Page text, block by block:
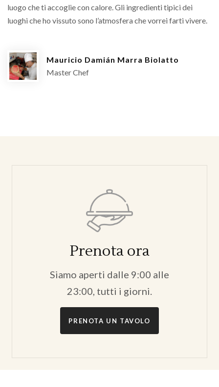
luogo che ti accoglie con calore. Gli ingredienti tipici dei
luoghi che ho vissuto sono l’atmosfera che vorrei farti vivere.
Mauricio Damián Marra Biolatto
Master Chef
Prenota ora
Siamo aperti dalle 9:00 alle
23:00, tutti i giorni.
PRENOTA UN TAVOLO